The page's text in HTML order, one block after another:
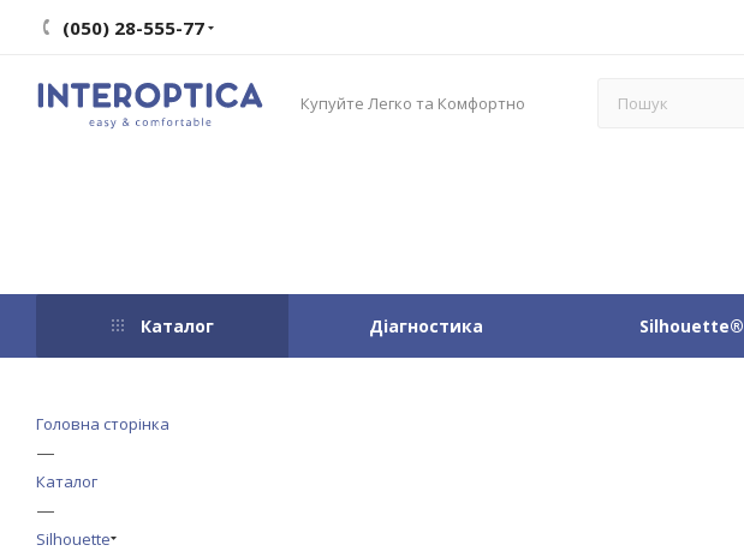
(050) 28-555-77
Купуйте Легко та Комфортно
Каталог Діагностика Silhouette®
Головна сторінка
—
Каталог
—
Silhouette